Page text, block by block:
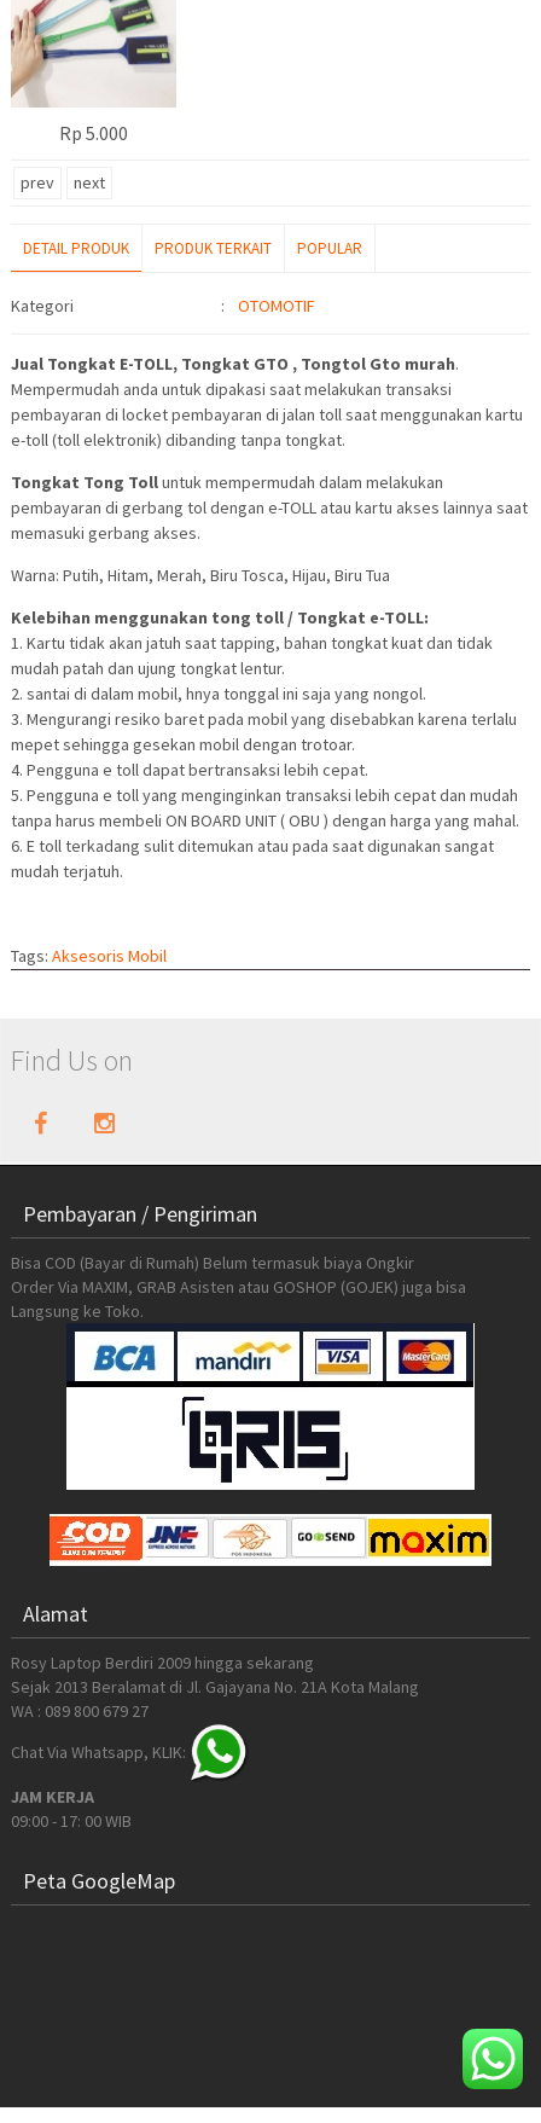
Rp 5.000
prev next
DETAIL PRODUK PRODUK TERKAIT POPULAR
Detail Produk
Kategori : OTOMOTIF
Jual Tongkat E-TOLL, Tongkat GTO , Tongtol Gto murah.
Mempermudah anda untuk dipakasi saat melakukan transaksi
pembayaran di locket pembayaran di jalan toll saat menggunakan kartu
e-toll (toll elektronik) dibanding tanpa tongkat.
Tongkat Tong Tolluntuk mempermudah dalam melakukan
pembayaran di gerbang tol dengan e-TOLL atau kartu akses lainnya saat
memasuki gerbang akses.
Warna: Putih, Hitam, Merah, Biru Tosca, Hijau, Biru Tua
Kelebihan menggunakan tong toll / Tongkat e-TOLL:
1. Kartu tidak akan jatuh saat tapping, bahan tongkat kuat dan tidak
mudah patah dan ujung tongkat lentur.
2. santai di dalam mobil, hnya tonggal ini saja yang nongol.
3. Mengurangi resiko baret pada mobil yang disebabkan karena terlalu
mepet sehingga gesekan mobil dengan trotoar.
4. Pengguna e toll dapat bertransaksi lebih cepat.
5. Pengguna e toll yang menginginkan transaksi lebih cepat dan mudah
tanpa harus membeli ON BOARD UNIT ( OBU ) dengan harga yang mahal.
6. E toll terkadang sulit ditemukan atau pada saat digunakan sangat
mudah terjatuh.
Tags: Aksesoris Mobil
Find Us on
Pembayaran / Pengiriman
Bisa COD (Bayar di Rumah) Belum termasuk biaya Ongkir
Order Via MAXIM, GRAB Asisten atau GOSHOP (GOJEK) juga bisa
Langsung ke Toko.
Alamat
Rosy Laptop Berdiri 2009 hingga sekarang
Sejak 2013 Beralamat di Jl. Gajayana No. 21A Kota Malang
WA : 089 800 679 27
Chat Via Whatsapp, KLIK:
JAM KERJA
09:00 - 17: 00 WIB
Peta GoogleMap